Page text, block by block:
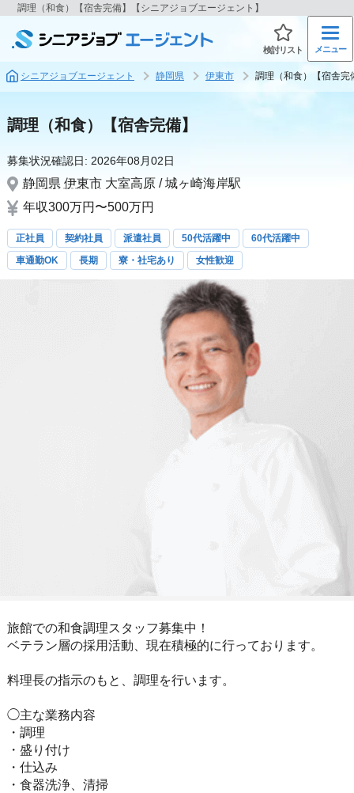
調理（和食）【宿舎完備】【シニアジョブエージェント】
検討リスト メニュー
シニアジョブエージェント 静岡県 伊東市 調理（和食）【宿舎完
調理（和食）【宿舎完備】
募集状況確認日: 2026年08月02日
静岡県 伊東市 大室高原 / 城ヶ崎海岸駅
年収300万円〜500万円
正社員 契約社員 派遣社員 50代活躍中
60代活躍中
車通勤OK
長期 寮・社宅あり 女性歓迎
旅館での和食調理スタッフ募集中！
ベテラン層の採用活動、現在積極的に行っております。
料理長の指示のもと、調理を行います。
◯主な業務内容
・調理
・盛り付け
・仕込み
・食器洗浄、清掃